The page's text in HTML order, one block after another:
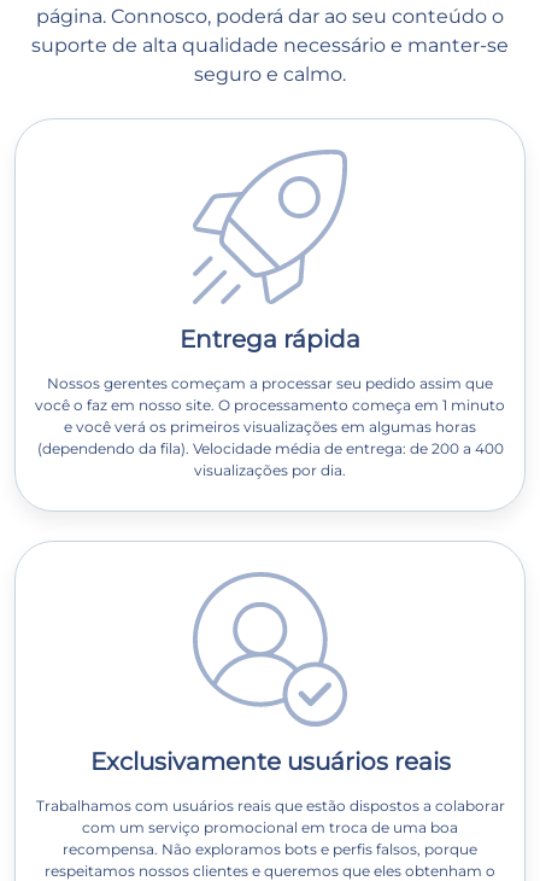
página. Connosco, poderá dar ao seu conteúdo o
suporte de alta qualidade necessário e manter-se
seguro e calmo.
Entrega rápida
Nossos gerentes começam a processar seu pedido assim que
você o faz em nosso site. O processamento começa em 1 minuto
e você verá os primeiros visualizações em algumas horas
(dependendo da fila). Velocidade média de entrega: de 200 a 400
visualizações por dia.
Exclusivamente usuários reais
Trabalhamos com usuários reais que estão dispostos a colaborar
com um serviço promocional em troca de uma boa
recompensa. Não exploramos bots e perfis falsos, porque
respeitamos nossos clientes e queremos que eles obtenham o